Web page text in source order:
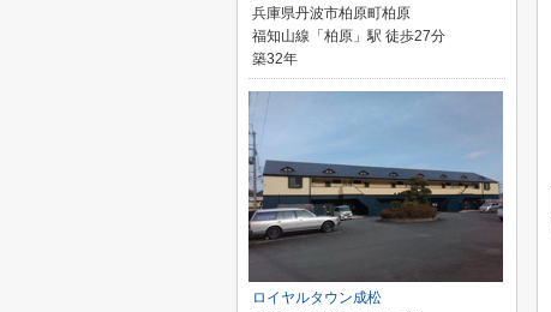
兵庫県丹波市柏原町柏原
福知山線「柏原」駅 徒歩27分
築32年
ロイヤルタウン成松